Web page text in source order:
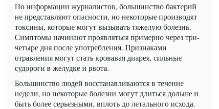
По информации журналистов, большинство бактерий
не представляют опасности, но некоторые производят
токсины, которые могут вызывать тяжелую болезнь.
Симптомы начинают проявляться примерно через три-
четыре дня после употребления. Признаками
отравления могут стать кровавая диарея, сильные
судороги в желудке и рвота.
Большинство людей восстанавливаются в течение
недели, но некоторые болезни могут длиться дольше и
быть более серьезными, вплоть до летального исхода.